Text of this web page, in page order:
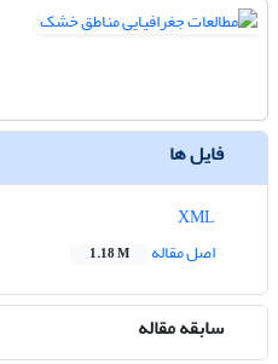
فایل ها
اصل مقاله
1.18 M
سابقه مقاله